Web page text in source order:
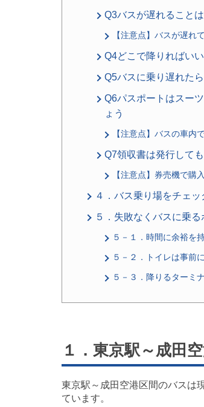
Q3バスが遅れること
【注意点】バスが遅れ
Q4どこで降りればい
Q5バスに乗り遅れた
Q6パスポートはスー
ょう
【注意点】バスの車内
Q7領収書は発行して
【注意点】券売機で購
４．バス乗り場をチェッ
５．失敗なくバスに乗る
５－１．時間に余裕を
５－２．トイレは事前に
５－３．降りるターミ
１．東京駅～成田
東京駅～成田空港区間のバスは
ています。